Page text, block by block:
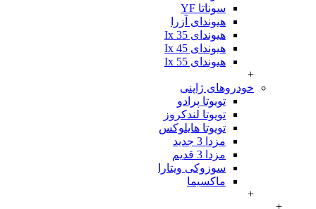
هیوندای آزرا
خودروهای ژاپنی
تویوتا پرادو
تویوتا لندکروز
تویوتا هایلوکس
سوزوکی ویتارا